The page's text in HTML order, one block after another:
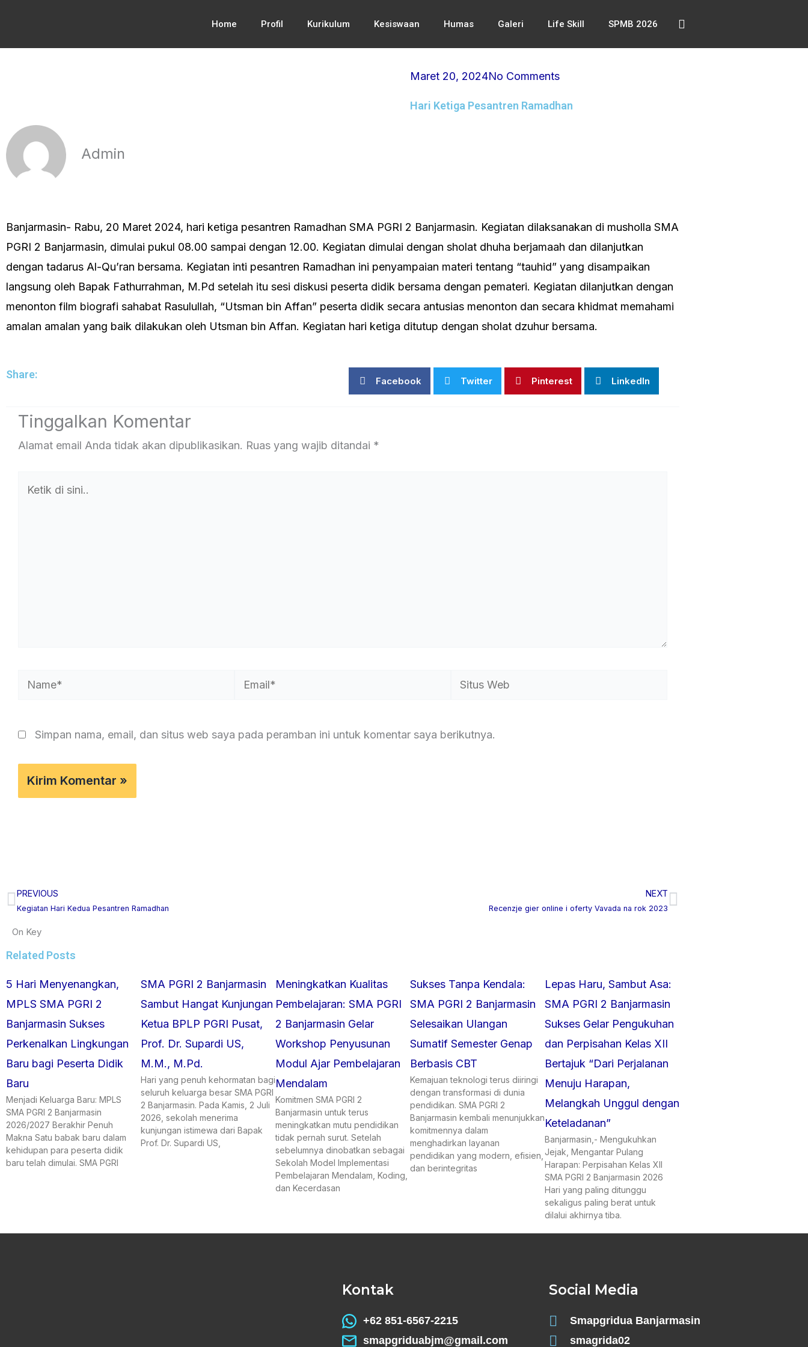
konten
Home Profil Kurikulum Kesiswaan Humas Galeri Life Skill SPMB 2026
Maret 20, 2024No Comments
Hari Ketiga Pesantren Ramadhan
Admin
Banjarmasin- Rabu, 20 Maret 2024, hari ketiga pesantren Ramadhan SMA PGRI 2 Banjarmasin. Kegiatan dilaksanakan di musholla SMA
PGRI 2 Banjarmasin, dimulai pukul 08.00 sampai dengan 12.00. Kegiatan dimulai dengan sholat dhuha berjamaah dan dilanjutkan
dengan tadarus Al-Qu’ran bersama. Kegiatan inti pesantren Ramadhan ini penyampaian materi tentang “tauhid” yang disampaikan
langsung oleh Bapak Fathurrahman, M.Pd setelah itu sesi diskusi peserta didik bersama dengan pemateri. Kegiatan dilanjutkan dengan
menonton film biografi sahabat Rasulullah, “Utsman bin Affan” peserta didik secara antusias menonton dan secara khidmat memahami
amalan amalan yang baik dilakukan oleh Utsman bin Affan. Kegiatan hari ketiga ditutup dengan sholat dzuhur bersama.
Share:
Facebook Twitter Pinterest LinkedIn
Tinggalkan Komentar
Alamat email Anda tidak akan dipublikasikan. Ruas yang wajib ditandai *
Name* Email*
Situs
Simpan nama, email, dan situs web saya pada peramban ini untuk komentar saya berikutnya.
Prev
PREVIOUS
Kegiatan Hari Kedua Pesantren Ramadhan
NEXT
Recenzje gier online i oferty Vavada na rok 2023 Next
On Key
Related Posts
5 Hari Menyenangkan,
MPLS SMA PGRI 2
Banjarmasin Sukses
Perkenalkan Lingkungan
Baru bagi Peserta Didik
Baru
Menjadi Keluarga Baru: MPLS
SMA PGRI 2 Banjarmasin
2026/2027 Berakhir Penuh
Makna Satu babak baru dalam
kehidupan para peserta didik
baru telah dimulai. SMA PGRI
SMA PGRI 2 Banjarmasin
Sambut Hangat Kunjungan
Ketua BPLP PGRI Pusat,
Prof. Dr. Supardi US,
M.M., M.Pd.
Hari yang penuh kehormatan bagi
seluruh keluarga besar SMA PGRI
2 Banjarmasin. Pada Kamis, 2 Juli
2026, sekolah menerima
kunjungan istimewa dari Bapak
Prof. Dr. Supardi US,
Meningkatkan Kualitas
Pembelajaran: SMA PGRI
2 Banjarmasin Gelar
Workshop Penyusunan
Modul Ajar Pembelajaran
Mendalam
Komitmen SMA PGRI 2
Banjarmasin untuk terus
meningkatkan mutu pendidikan
tidak pernah surut. Setelah
sebelumnya dinobatkan sebagai
Sekolah Model Implementasi
Pembelajaran Mendalam, Koding,
dan Kecerdasan
Sukses Tanpa Kendala:
SMA PGRI 2 Banjarmasin
Selesaikan Ulangan
Sumatif Semester Genap
Berbasis CBT
Kemajuan teknologi terus diiringi
dengan transformasi di dunia
pendidikan. SMA PGRI 2
Banjarmasin kembali menunjukkan
komitmennya dalam
menghadirkan layanan
pendidikan yang modern, efisien,
dan berintegritas
Lepas Haru, Sambut Asa:
SMA PGRI 2 Banjarmasin
Sukses Gelar Pengukuhan
dan Perpisahan Kelas XII
Bertajuk “Dari Perjalanan
Menuju Harapan,
Melangkah Unggul dengan
Keteladanan”
Banjarmasin,- Mengukuhkan
Jejak, Mengantar Pulang
Harapan: Perpisahan Kelas XII
SMA PGRI 2 Banjarmasin 2026
Hari yang paling ditunggu
sekaligus paling berat untuk
dilalui akhirnya tiba.
Kontak
+62 851-6567-2215
smapgriduabjm@gmail.com
Social Media
Smapgridua Banjarmasin
smagrida02